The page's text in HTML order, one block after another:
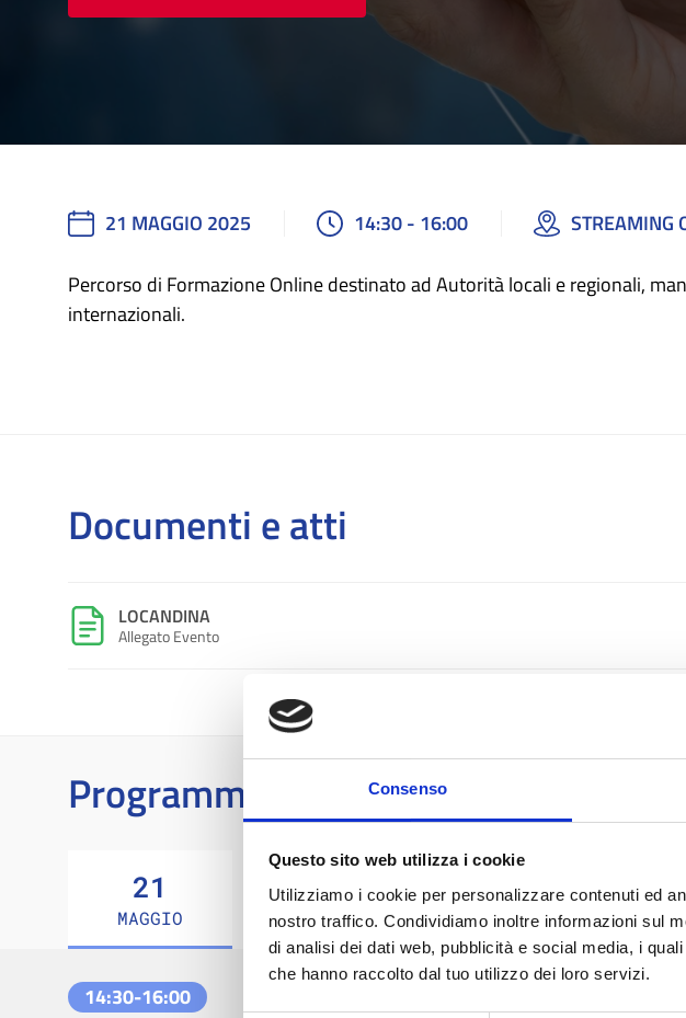
Consenso
Questo sito web utilizza i cookie
Utilizziamo i cookie per personalizzare contenuti ed
nostro traffico. Condividiamo inoltre informazioni sul
di analisi dei dati web, pubblicità e social media, i
che hanno raccolto dal tuo utilizzo dei loro servizi.
21 MAGGIO 2025 14:30 - 16:00 STREAMING
Percorso di Formazione Online destinato adAutorità locali e regionali,
internazionali.
Documenti e atti
LOCANDINA
Allegato Evento
Programma
21
MAGGIO
14:30-16:00